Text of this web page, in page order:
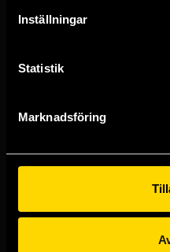
Inställningar
Statistik
Marknadsföring
Butiker &
Västerlånggatan 48
Göteborgsbutiken
Kungsgatan 19
Malmöbutiken